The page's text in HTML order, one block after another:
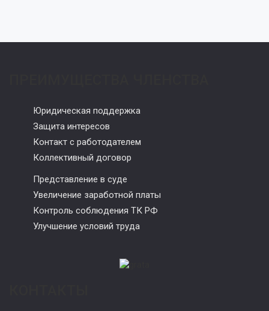
Юридическая поддержка
Защита интересов
Контакт с работодателем
Коллективный договор
Представление в суде
Увеличение заработной платы
Контроль соблюдения ТК РФ
Улучшение условий труда